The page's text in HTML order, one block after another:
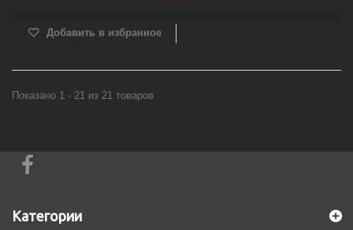
Добавить в избранное
Показано 1 - 21 из 21 товаров
Категории